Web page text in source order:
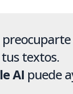
textos.
AI puede